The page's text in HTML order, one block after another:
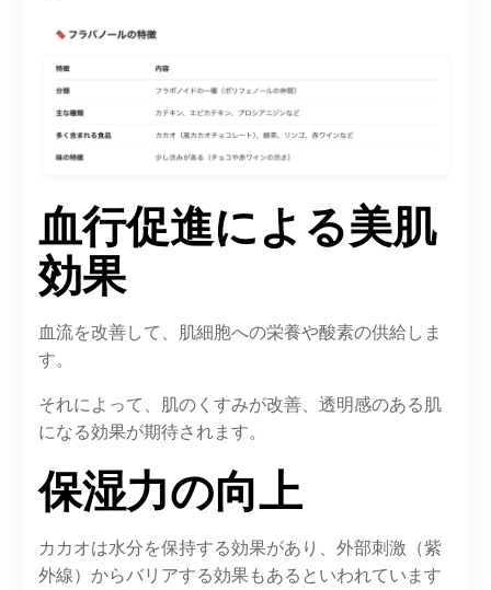
血行促進による美肌
効果
血流を改善して、肌細胞への栄養や酸素の供給しま
す。
それによって、肌のくすみが改善、透明感のある肌
になる効果が期待されます。
保湿力の向上
カカオは水分を保持する効果があり、外部刺激（紫
外線）からバリアする効果もあるといわれています